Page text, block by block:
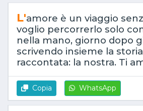
L'amore è un viaggio
voglio percorrerlo solo
nella mano, giorno dopo
scrivendo insieme la
raccontata: la nostra. Ti
Copia WhatsApp